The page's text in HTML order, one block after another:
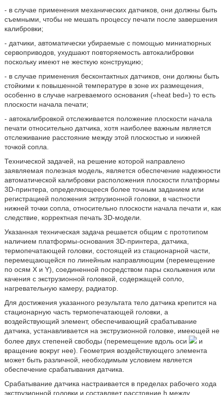
- в случае применения механических датчиков, они должны быть
съемными, чтобы не мешать процессу печати после завершения
калибровки;
- датчики, автоматически убираемые с помощью миниатюрных
сервоприводов, ухудшают повторяемость автокалибровки
поскольку имеют не жесткую конструкцию;
- в случае применения бесконтактных датчиков, они должны быть
стойкими к повышенной температуре в зоне их размещения,
особенно в случае нагреваемого основания («heat bed») то есть
плоскости начала печати;
- автокалибровкой отслеживается положение плоскости начала
печати относительно датчика, хотя наиболее важным является
отслеживание расстояние между этой плоскостью и нижней
точкой сопла.
Технической задачей, на решение которой направлено
заявляемая полезная модель, является обеспечение надежности
автоматической калибровки расположения плоскости платформы
3D-принтера, определяющееся более точным заданием или
регистрацией положения эктрузионной головки, в частности
нижней точки сопла, относительно плоскости начала печати и, как
следствие, корректная печать 3D-модели.
Указанная техническая задача решается общим с прототипом
наличием платформы-основания 3D-принтера, датчика,
термопечатающей головки, состоящей из стационарной части,
перемещающейся по линейным направляющим (перемещение
по осям X и Y), соединенной посредством пары скольжения или
качения с экструзионной головкой, содержащей сопло,
нагревательную камеру, радиатор.
Для достижения указанного результата тело датчика крепится на
стационарную часть термопечатающей головки, а
воздействующий элемент, обеспечивающий срабатывание
датчика, устанавливается на экструзионной головке, имеющей не
более двух степеней свободы (перемещение вдоль оси
и
вращение вокруг нее). Геометрия воздействующего элемента
может быть различной, необходимым условием является
обеспечение срабатывания датчика.
Срабатывание датчика настраивается в пределах рабочего хода
экструзионной головки и составляет расстояние h между